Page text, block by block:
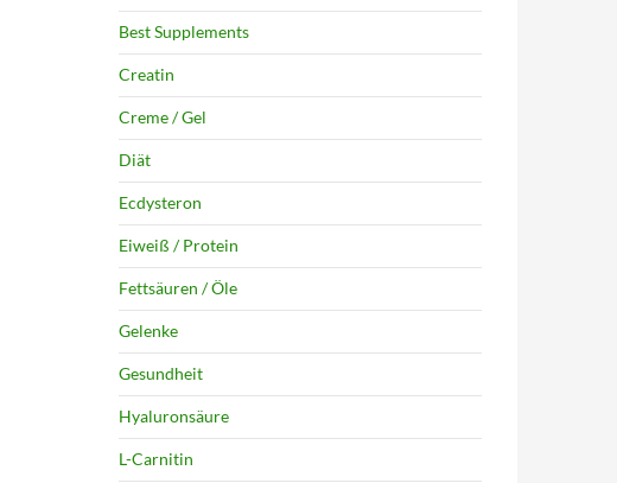
Best Supplements
Creatin
Creme / Gel
Diät
Ecdysteron
Eiweiß / Protein
Fettsäuren / Öle
Gelenke
Gesundheit
Hyaluronsäure
L-Carnitin